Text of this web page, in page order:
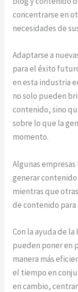
concentrarse en
necesidades de
Adaptarse a
para el éxito
en esta industria
no solo pueden
contenido, sino
sobre lo que la
momento.
Algunas
generar
mientras que
de contenido para
Con la ayuda de
pueden poner en
manera más
el tiempo en
en cambio,